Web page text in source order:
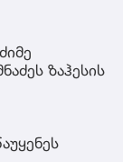
ზაჰესის